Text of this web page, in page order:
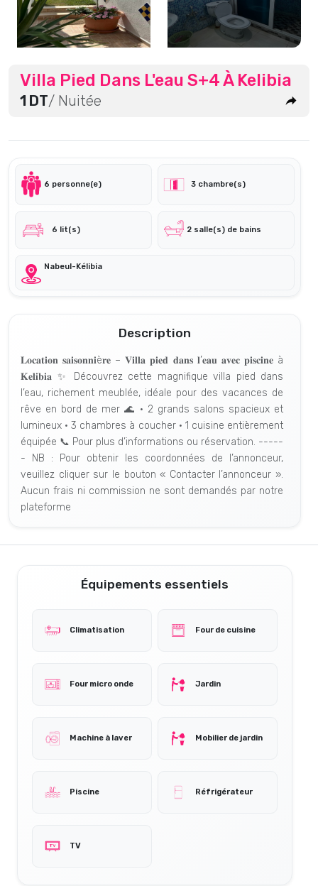
Villa Pied Dans L'eau S+4 À Kelibia
1 DT/ Nuitée
6 personne(e) 3 chambre(s)
6 lit(s) 2 salle(s) de bains
Nabeul-Kélibia
Description
𝐋𝐨𝐜𝐚𝐭𝐢𝐨𝐧 𝐬𝐚𝐢𝐬𝐨𝐧𝐧𝐢è𝐫𝐞 – 𝐕𝐢𝐥𝐥𝐚 𝐩𝐢𝐞𝐝 𝐝𝐚𝐧𝐬 𝐥’𝐞𝐚𝐮 𝐚𝐯𝐞𝐜 𝐩𝐢𝐬𝐜𝐢𝐧𝐞 à
𝐊𝐞𝐥𝐢𝐛𝐢𝐚 ✨ Découvrez cette magnifique villa pied dans
l’eau, richement meublée, idéale pour des vacances de
rêve en bord de mer 🌊 • 2 grands salons spacieux et
lumineux • 3 chambres à coucher • 1 cuisine entièrement
équipée 📞 Pour plus d’informations ou réservation. -----
- NB : Pour obtenir les coordonnées de l’annonceur,
veuillez cliquer sur le bouton « Contacter l’annonceur ».
Aucun frais ni commission ne sont demandés par notre
plateforme
Équipements essentiels
Climatisation Four de cuisine
Four micro onde Jardin
Machine à laver Mobilier de jardin
Piscine Réfrigérateur
TV